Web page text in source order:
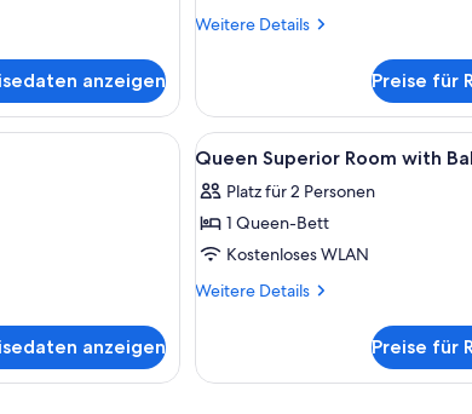
anzeigen
Weitere Details
Weitere
Doppelzimmer
Preise für
mit Bett, Nachttisch, Lampe und einem Tisch mit einem
anzeigen
Alle
Fotos
für
Queen
Superior
Room
anzeigen
Ein
17
Queen Superior Room with
Platz für 2 Personen
1 Queen-Bett
Kostenloses WLAN
Weitere Details
Weitere
Superior
Preise für